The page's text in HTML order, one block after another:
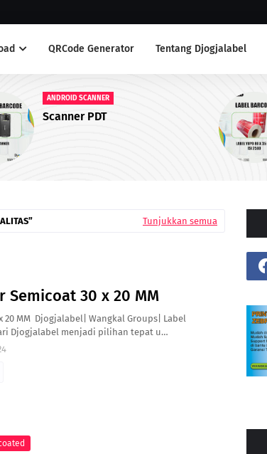
QRCode Generator Tentang Djogjalabel
LABEL ANTI AIR
Label Yupo Warna Merah
Tunjukkan semua
Semicoat 30 x 20 MM
20 MM Djogjalabel| Wangkal Groups| Label
Djogjalabel menjadi pilihan tepat u…